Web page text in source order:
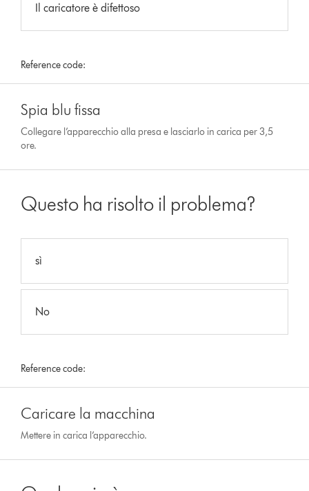
Il caricatore è difettoso
Reference code:
Spia blu fissa
Collegare l’apparecchio alla presa e lasciarlo in carica per 3,5
ore.
Questo ha risolto il problema?
sì
No
Reference code:
Caricare la macchina
Mettere in carica l’apparecchio.